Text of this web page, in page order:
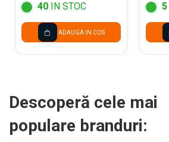
40 IN STOC
ADAUGA IN COS
5
Descoperă cele mai
populare branduri: